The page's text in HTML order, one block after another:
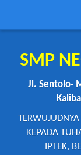
SMP
Jl. Sentolo-
KEPADA
IPTEK,